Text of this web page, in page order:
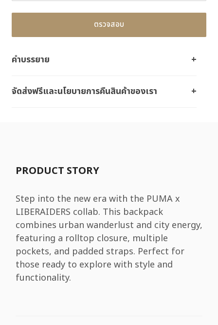
ตรวจสอบ
คำบรรยาย
จัดส่งฟรีและนโยบายการคืนสินค้าของเรา
PRODUCT STORY
Step into the new era with the PUMA x
LIBERAIDERS collab. This backpack
combines urban wanderlust and city energy,
featuring a rolltop closure, multiple
pockets, and padded straps. Perfect for
those ready to explore with style and
functionality.